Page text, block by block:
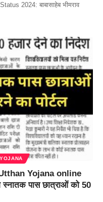
2024: बाबासाहेब भीमराव
Yojana online
पास छात्राओं को 50